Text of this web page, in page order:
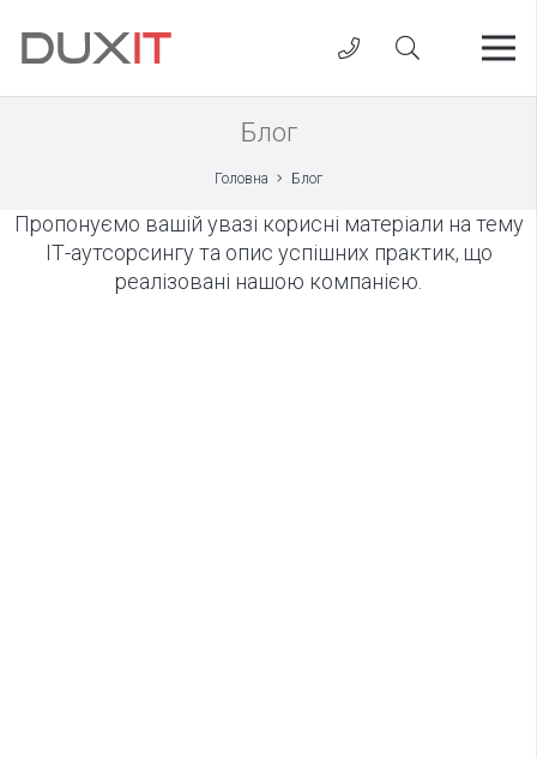
Блог
Головна Блог
Пропонуємо вашій увазі корисні матеріали на тему
ІТ-аутсорсингу та опис успішних практик, що
реалізовані нашою компанією.